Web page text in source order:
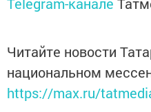
Читайте новости
национальном
https://max.ru/